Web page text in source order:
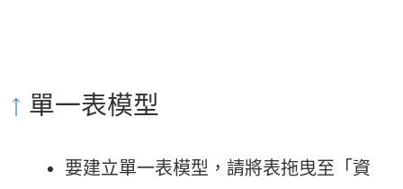
單一表模型
要建立單一表模型，請將表拖曳至「資